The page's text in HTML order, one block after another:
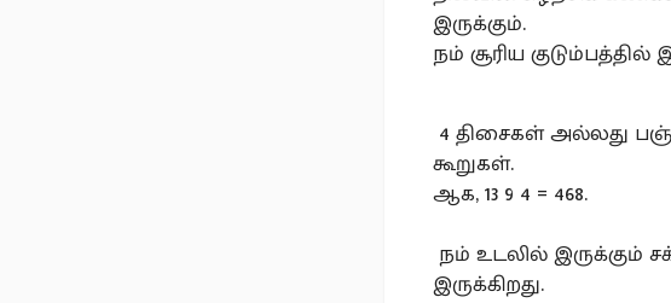
இருக்கும்.
நம் சூரிய
4 திசைகள் அல்லது
கூறுகள்.
ஆக, 13 9 4 = 468.
நம் உடலில் இருக்கும்
இருக்கிறது.